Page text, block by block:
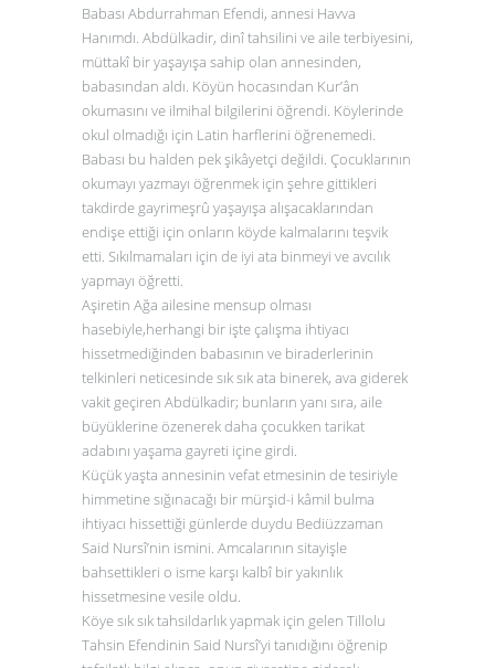
Babası Abdurrahman Efendi, annesi Havva
Hanımdı. Abdülkadir, dinî tahsilini ve aile terbiyesini,
müttakî bir yaşayışa sahip olan annesinden,
babasından aldı. Köyün hocasından Kur’ân
okumasını ve ilmihal bilgilerini öğrendi. Köylerinde
okul olmadığı için Latin harflerini öğrenemedi.
Babası bu halden pek şikâyetçi değildi. Çocuklarının
okumayı yazmayı öğrenmek için şehre gittikleri
takdirde gayrimeşrû yaşayışa alışacaklarından
endişe ettiği için onların köyde kalmalarını teşvik
etti. Sıkılmamaları için de iyi ata binmeyi ve avcılık
yapmayı öğretti.
Aşiretin Ağa ailesine mensup olması
hasebiyle,herhangi bir işte çalışma ihtiyacı
hissetmediğinden babasının ve biraderlerinin
telkinleri neticesinde sık sık ata binerek, ava giderek
vakit geçiren Abdülkadir; bunların yanı sıra, aile
büyüklerine özenerek daha çocukken tarikat
adabını yaşama gayreti içine girdi.
Küçük yaşta annesinin vefat etmesinin de tesiriyle
himmetine sığınacağı bir mürşid-i kâmil bulma
ihtiyacı hissettiği günlerde duydu Bediüzzaman
Said Nursî’nin ismini. Amcalarının sitayişle
bahsettikleri o isme karşı kalbî bir yakınlık
hissetmesine vesile oldu.
Köye sık sık tahsildarlık yapmak için gelen Tillolu
Tahsin Efendinin Said Nursî’yi tanıdığını öğrenip